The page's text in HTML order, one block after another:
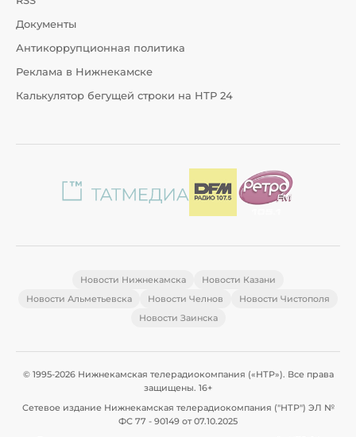
Документы
Антикоррупционная политика
Реклама в Нижнекамске
Калькулятор бегущей строки на НТР 24
Новости Нижнекамска
Новости Казани
Новости Альметьевска
Новости Челнов
Новости Чистополя
Новости Заинска
© 1995-2026 Нижнекамская телерадиокомпания («НТР»). Все права
защищены. 16+
Сетевое издание Нижнекамская телерадиокомпания ("НТР") ЭЛ №
ФС 77 - 90149 от 07.10.2025